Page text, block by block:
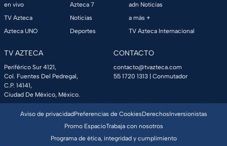
en vivo
TV Azteca
Azteca UNO
Azteca 7
Noticias
Deportes
adn Noticias
a más +
TV Azteca Internacional
TV AZTECA
Periférico Sur 4121,
Col. Fuentes Del Pedregal,
C.P. 14141,
Ciudad De México, México.
CONTACTO
contacto@tvazteca.com
55 1720 1313 | Conmutador
Aviso de privacidadPreferencias de CookiesDerechosInversionistas
Promo EspacioTrabaja con nosotros
Programa de ética, integridad y cumplimiento